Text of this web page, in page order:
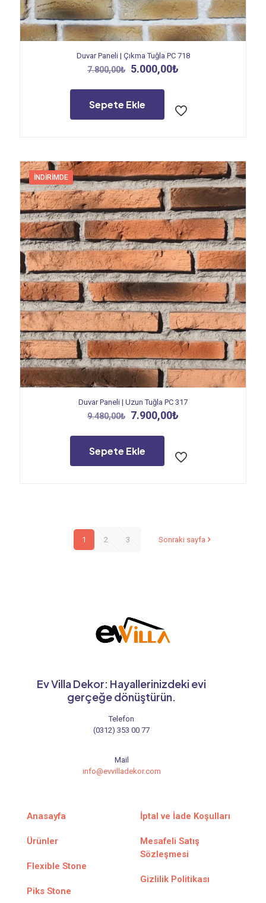
Duvar Paneli | Çıkma Tuğla PC 718
7.800,00₺ Orijinal
7.800,00₺.
5.000,00₺
Sepete Ekle
İNDIRIMDE
Duvar Paneli | Uzun Tuğla PC 317
9.480,00₺ Orijinal
9.480,00₺.
7.900,00₺
Sepete Ekle
1 2 3 Sonraki sayfa
Ev Villa Dekor: Hayallerinizdeki evi
gerçeğe dönüştürün.
Telefon
(0312) 353 00 77
Mail
info@evvilladekor.com
Anasayfa
Ürünler
Flexible Stone
Piks Stone
İptal ve İade Koşulları
Mesafeli Satış
Sözleşmesi
Gizlilik Politikası